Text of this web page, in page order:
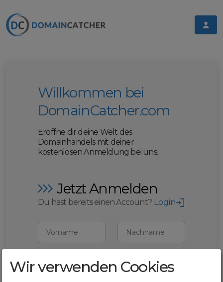
Willkommen bei
DomainCatcher.com
Eröffne dir deine Welt des
Domainhandels mit deiner
kostenlosen Anmeldung bei uns.
Jetzt Anmelden
Du hast bereits einen Account? Login
Vorname Nachname
E-Mail
Wir verwenden Cookies